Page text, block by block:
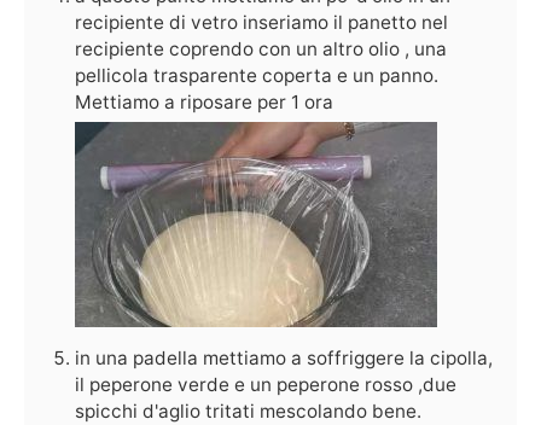
recipiente di vetro inseriamo il panetto nel
recipiente coprendo con un altro olio , una
pellicola trasparente coperta e un panno.
Mettiamo a riposare per 1 ora
in una padella mettiamo a soffriggere la cipolla,
il peperone verde e un peperone rosso ,due
spicchi d'aglio tritati mescolando bene.